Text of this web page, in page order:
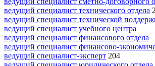
ведущий специалист технического отдела 2
ведущий специалист технической
ведущий специалист учебного центра
ведущий специалист финансового отдела
ведущий специалист финансово-
ведущий специалист-эксперт 204